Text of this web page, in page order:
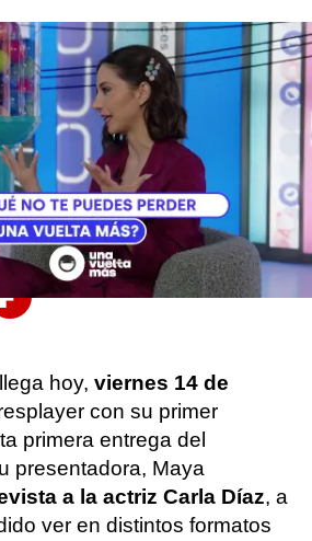
de 2025, 15:05
Flipboard
hoy, viernes 14 de
con su primer
primera entrega del
presentadora, Maya
a la actriz Carla Díaz, a
ver en distintos formatos